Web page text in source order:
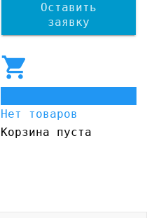
Оставить
заявку
Нет товаров
Корзина пуста